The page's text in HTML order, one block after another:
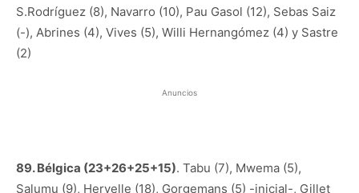
S.Rodríguez (8), Navarro (10), Pau Gasol (12), Sebas Saiz
(-), Abrines (4), Vives (5), Willi Hernangómez (4) y Sastre
(2)
Anuncios
89. Bélgica (23+26+25+15). Tabu (7), Mwema (5),
Salumu (9), Hervelle (18), Gorgemans (5) -inicial-, Gillet